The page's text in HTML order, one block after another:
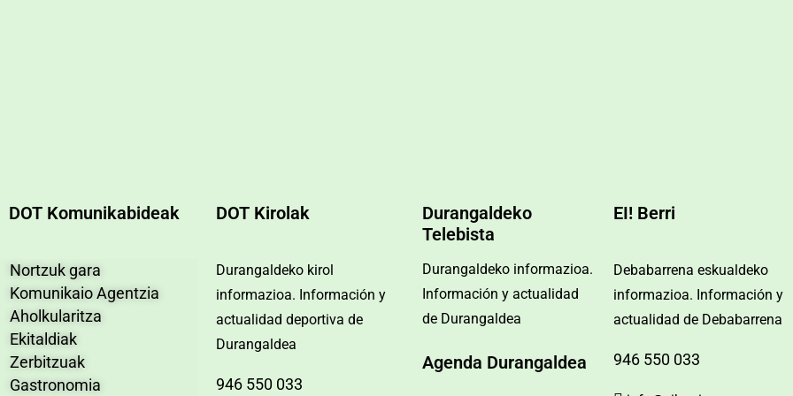
DOT Komunikabideak
Nortzuk gara
Komunikaio Agentzia
Aholkularitza
Ekitaldiak
Zerbitzuak
Gastronomia
DOT Kirolak
Durangaldeko kirol
informazioa. Información y
actualidad deportiva de
Durangaldea
946 550 033
Durangaldeko
Telebista
Durangaldeko informazioa.
Información y actualidad
de Durangaldea
Agenda Durangaldea
EI! Berri
Debabarrena eskualdeko
informazioa. Información y
actualidad de Debabarrena
946 550 033